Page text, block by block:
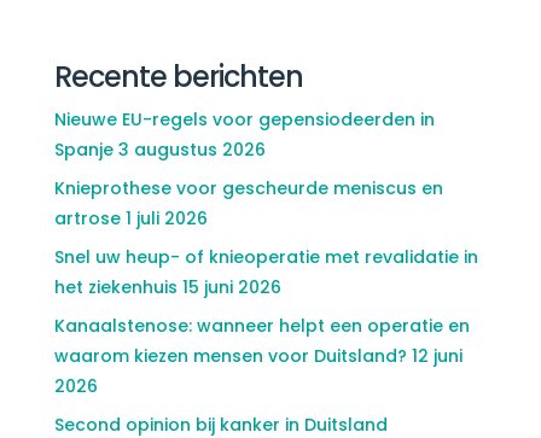
Recente berichten
Nieuwe EU-regels voor gepensiodeerden in
Spanje 3 augustus 2026
Knieprothese voor gescheurde meniscus en
artrose 1 juli 2026
Snel uw heup- of knieoperatie met revalidatie in
het ziekenhuis 15 juni 2026
Kanaalstenose: wanneer helpt een operatie en
waarom kiezen mensen voor Duitsland? 12 juni
2026
Second opinion bij kanker in Duitsland